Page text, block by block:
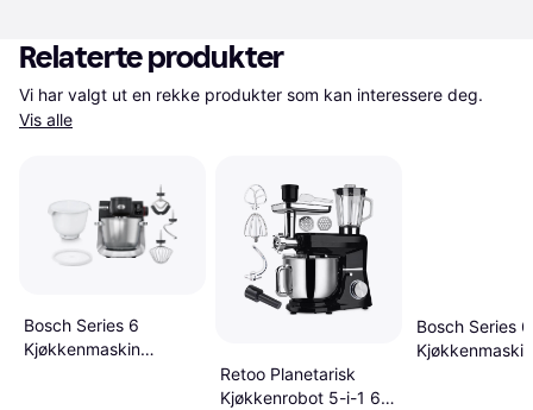
Relaterte produkter
Vis alle
Bosch Series 6
Kjøkkenmaskin
Retoo Planetarisk
Kjøkkenrobot 5-i-1 6 L
Bosch Series 6
Kjøkkenmaskin